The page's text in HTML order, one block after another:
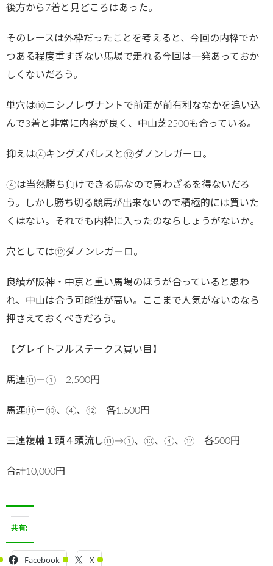
後方から7着と見どころはあった。
そのレースは外枠だったことを考えると、今回の内枠でか
つある程度重すぎない馬場で走れる今回は一発あっておか
しくないだろう。
単穴は⑩ニシノレヴナントで前走が前有利ななかを追い込
んで3着と非常に内容が良く、中山芝2500も合っている。
抑えは④キングズパレスと⑫ダノンレガーロ。
④は当然勝ち負けできる馬なので買わざるを得ないだろ
う。しかし勝ち切る競馬が出来ないので積極的には買いた
くはない。それでも内枠に入ったのならしょうがないか。
穴としては⑫ダノンレガーロ。
良績が阪神・中京と重い馬場のほうが合っていると思わ
れ、中山は合う可能性が高い。ここまで人気がないのなら
押さえておくべきだろう。
【グレイトフルステークス買い目】
馬連⑪ー① 2,500円
馬連⑪ー⑩、④、⑫ 各1,500円
三連複軸１頭４頭流し⑪→①、⑩、④、⑫ 各500円
合計10,000円
共有:
Facebook X